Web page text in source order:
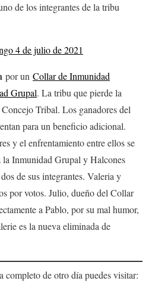
de los integrantes de la tribu
4 de julio de 2021
por un Collar de Inmunidad
Grupal. La tribu que pierde la
Tribal. Los ganadores del
para un beneficio adicional.
y el enfrentamiento entre ellos se
la Inmunidad Grupal y Halcones
de sus integrantes. Valeria y
por votos. Julio, dueño del Collar
a Pablo, por su mal humor,
es la nueva eliminada de
completo de otro día puedes visitar: